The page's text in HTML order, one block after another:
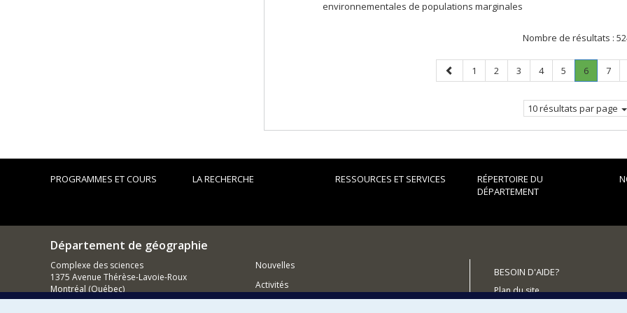
environnementales de populations marginales
Nombre de résultats :
Page
précédente
Page
1 Page
2 Page
3 Page
4 Page
5 Page
6.
Page
Page
7
10 résultats par page
PROGRAMMES ET COURS LA RECHERCHE RESSOURCES ET SERVICES
RÉPERTOIRE DU
DÉPARTEMENT
Département de géographie
Complexe des sciences
1375 Avenue Thérèse-Lavoie-Roux
Montréal (Québec)
H2V 0B3
Nouvelles
Activités
BESOIN D'AIDE?
Plan du site